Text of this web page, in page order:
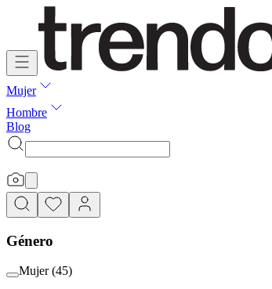
Mujer
Hombre
Blog
Género
Mujer (45)